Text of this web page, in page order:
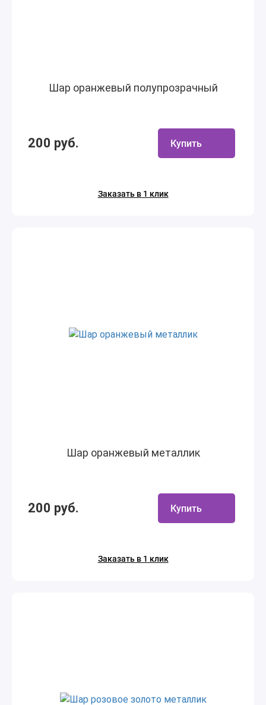
Шар оранжевый полупрозрачный
200 руб. Купить
Заказать в 1 клик
Шар оранжевый металлик
200 руб. Купить
Заказать в 1 клик